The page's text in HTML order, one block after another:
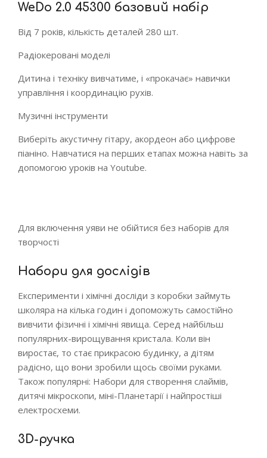
WeDo 2.0 45300 базовий набір
Від 7 років, кількість деталей 280 шт.
Радіокеровані моделі
Дитина і техніку вивчатиме, і «прокачає» навички
управління і координацію рухів.
Музичні інструменти
Виберіть акустичну гітару, акордеон або цифрове
піаніно. Навчатися на перших етапах можна навіть за
допомогою уроків на Youtube.
Для включення уяви не обійтися без наборів для
творчості
Набори для дослідів
Експерименти і хімічні досліди з коробки займуть
школяра на кілька годин і допоможуть самостійно
вивчити фізичні і хімічні явища. Серед найбільш
популярних-вирощування кристала. Коли він
виростає, то стає прикрасою будинку, а дітям
радісно, що вони зробили щось своїми руками.
Також популярні: Набори для створення слаймів,
дитячі мікроскопи, міні-Планетарії і найпростіші
електросхеми.
3D-ручка